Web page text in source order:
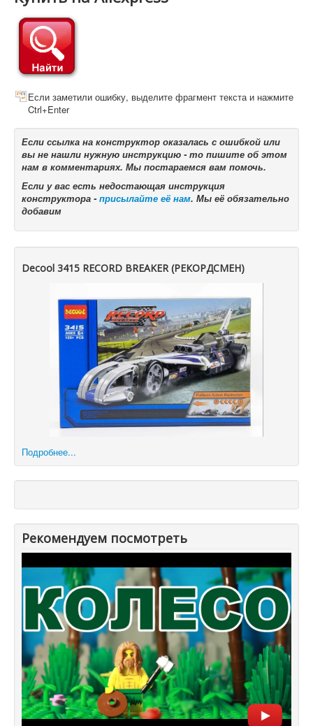
Если заметили ошибку, выделите фрагмент текста и нажмите
Ctrl+Enter
Если ссылка на конструктор оказалась с ошибкой или
вы не нашли нужную инструкцию - то пишите об этом
нам в комментариях. Мы постараемся вам помочь.
Если у вас есть недостающая инструкция
конструктора -присылайте её нам. Мы её обязательно
добавим
Decool 3415 RECORD BREAKER (РЕКОРДСМЕН)
Подробнее...
Рекомендуем посмотреть